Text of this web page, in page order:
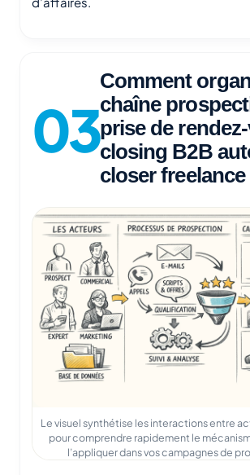
Comment
chaîne
prise de
closing B2B
closer freelance
Le visuel synthétise les interactions entre
pour comprendre rapidement le
l’appliquer dans vos campagnes de